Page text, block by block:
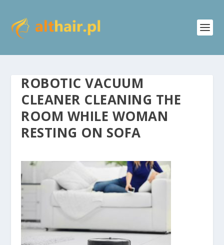
ROBOTIC VACUUM
CLEANER CLEANING THE
ROOM WHILE WOMAN
RESTING ON SOFA